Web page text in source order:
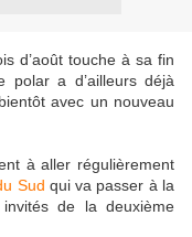
d’août touche à sa fin
polar a d’ailleurs déjà
avec un nouveau
à aller régulièrement
Sud qui va passer à la
de la deuxième